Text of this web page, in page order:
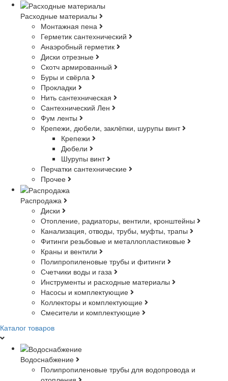
Расходные материалы
Монтажная пена
Герметик сантехнический
Анаэробный герметик
Диски отрезные
Скотч армированный
Буры и свёрла
Прокладки
Нить сантехническая
Сантехнический Лен
Фум ленты
Крепежи, дюбели, заклёпки, шурупы винт
Крепежи
Дюбели
Шурупы винт
Перчатки сантехнические
Прочее
Распродажа
Диски
Отопление, радиаторы, вентили, кронштейны
Канализация, отводы, трубы, муфты, трапы
Фитинги резьбовые и металлопластиковые
Краны и вентили
Полипропиленовые трубы и фитинги
Счетчики воды и газа
Инструменты и расходные материалы
Насосы и комплектующие
Коллекторы и комплектующие
Смесители и комплектующие
Каталог товаров
Водоснабжение
Полипропиленовые трубы для водопровода и